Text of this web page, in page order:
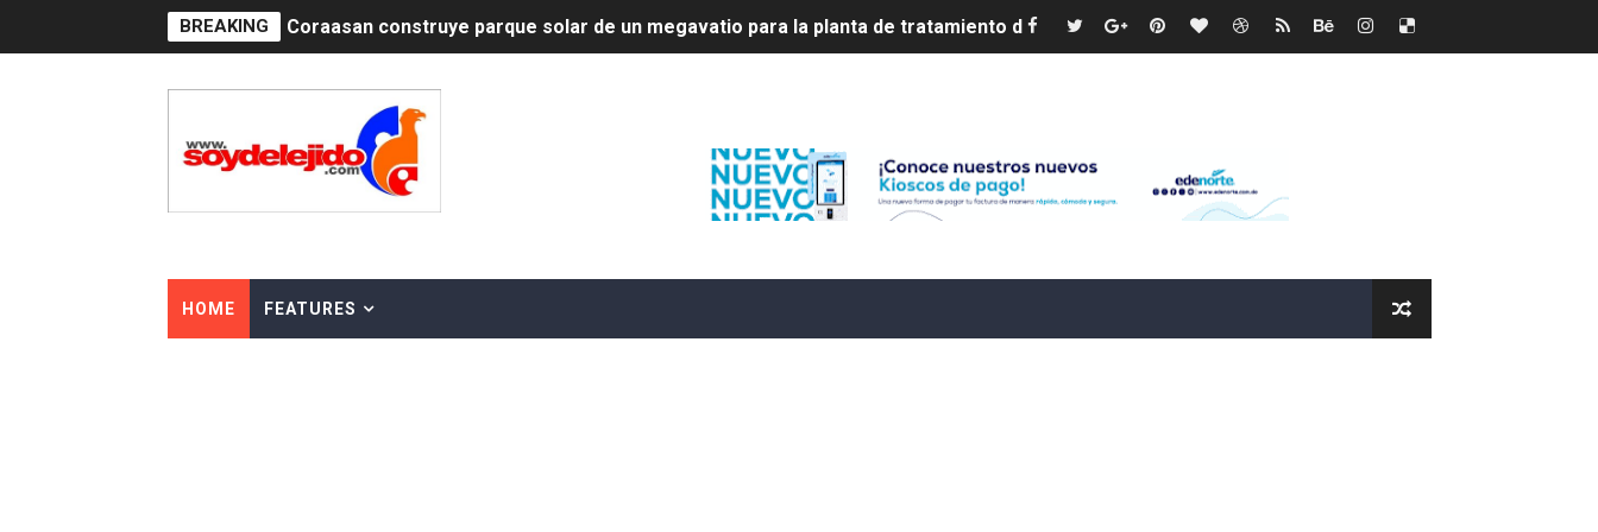
BREAKING Irán apuesta por resistencia en disputa con Estados Unidos
Precio del dólar hoy viernes 7 de agosto de 2026
Un derrumbe en el centro de Cuba deja dos personas muertas y otra herida
HOME FEATURES